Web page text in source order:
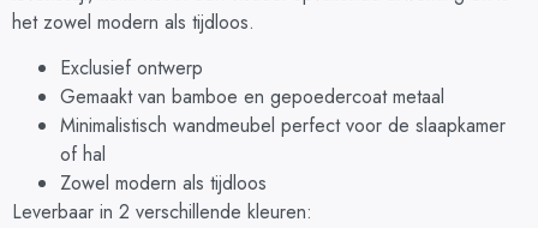
het zowel modern als tijdloos.
Exclusief ontwerp
Gemaakt van bamboe en gepoedercoat metaal
Minimalistisch wandmeubel perfect voor de slaapkamer
of hal
Zowel modern als tijdloos
Leverbaar in 2 verschillende kleuren: